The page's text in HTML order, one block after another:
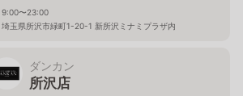
9:00〜23:00
埼玉県所沢市緑町1-20-1 新所沢ミナミプラザ内
ダンカン
所沢店